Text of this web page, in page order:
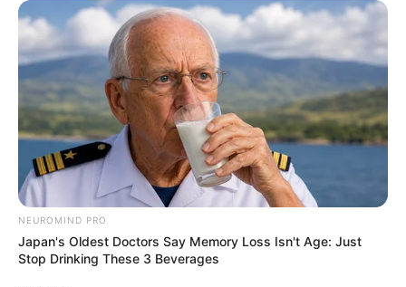
NEUROMIND PRO
Japan's Oldest Doctors Say Memory Loss Isn't Age: Just
Stop Drinking These 3 Beverages